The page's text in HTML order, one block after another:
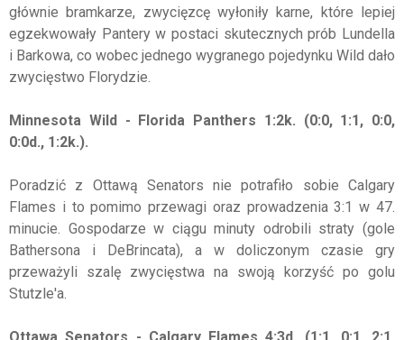
głównie bramkarze, zwycięzcę wyłoniły karne, które lepiej
egzekwowały Pantery w postaci skutecznych prób Lundella
i Barkowa, co wobec jednego wygranego pojedynku Wild dało
zwycięstwo Florydzie.
Minnesota Wild - Florida Panthers 1:2k. (0:0, 1:1, 0:0,
0:0d., 1:2k.).
Poradzić z Ottawą Senators nie potrafiło sobie Calgary
Flames i to pomimo przewagi oraz prowadzenia 3:1 w 47.
minucie. Gospodarze w ciągu minuty odrobili straty (gole
Bathersona i DeBrincata), a w doliczonym czasie gry
przeważyli szalę zwycięstwa na swoją korzyść po golu
Stutzle'a.
Ottawa Senators - Calgary Flames 4:3d. (1:1, 0:1, 2:1,